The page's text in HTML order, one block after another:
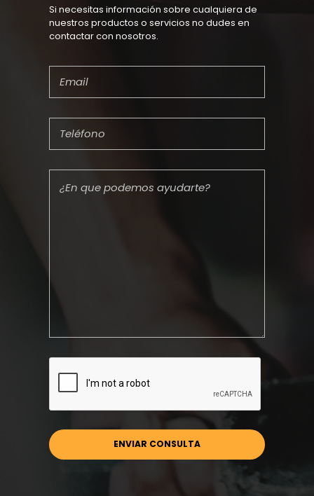
Si necesitas información sobre cualquiera de
nuestros productos o servicios no dudes en
contactar con nosotros.